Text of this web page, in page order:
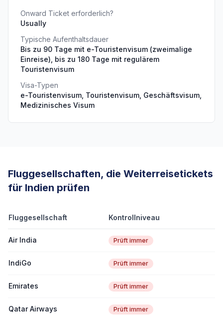
Onward Ticket erforderlich?
Usually
Typische Aufenthaltsdauer
Bis zu 90 Tage mit e-Touristenvisum (zweimalige
Einreise), bis zu 180 Tage mit regulärem
Touristenvisum
Visa-Typen
e-Touristenvisum, Touristenvisum, Geschäftsvisum,
Medizinisches Visum
Fluggesellschaften, die Weiterreisetickets
für Indien prüfen
Fluggesellschaft Kontrollniveau
Air India Prüft immer
IndiGo Prüft immer
Emirates Prüft immer
Qatar Airways Prüft immer